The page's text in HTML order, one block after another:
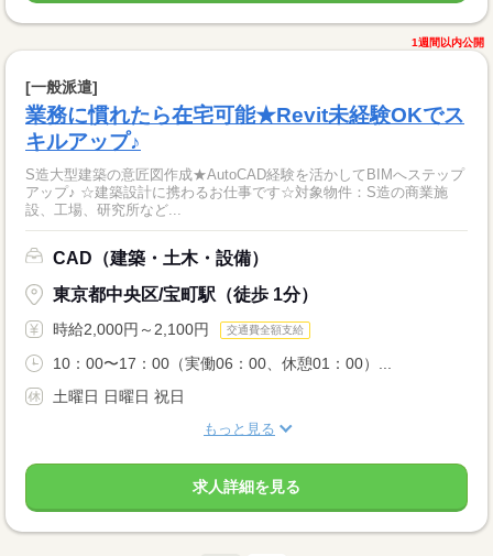
1週間以内公開
[一般派遣]
業務に慣れたら在宅可能★Revit未経験OKでス
キルアップ♪
S造大型建築の意匠図作成★AutoCAD経験を活かしてBIMへステップ
アップ♪ ☆建築設計に携わるお仕事です☆対象物件：S造の商業施
設、工場、研究所など...
CAD（建築・土木・設備）
東京都中央区/宝町駅（徒歩 1分）
時給2,000円～2,100円 交通費全額支給
10：00〜17：00（実働06：00、休憩01：00）...
土曜日 日曜日 祝日
もっと見る
求人詳細を見る